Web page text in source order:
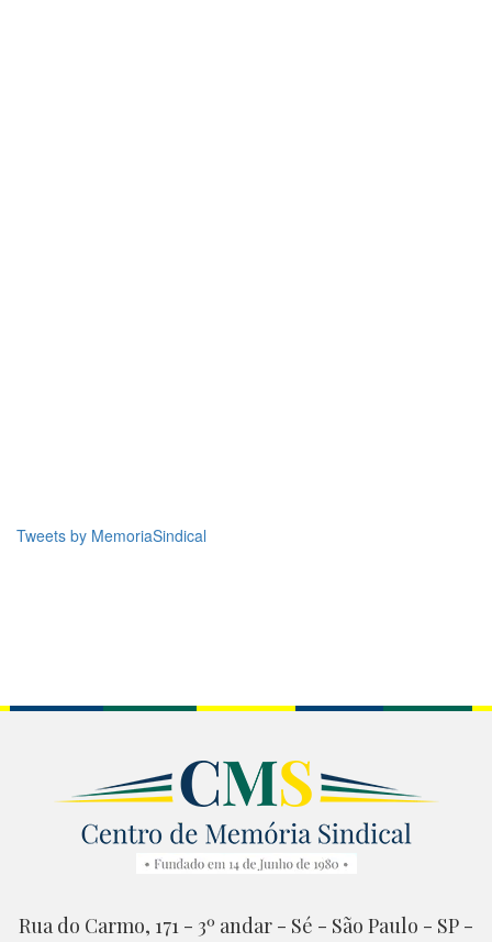
Tweets by MemoriaSindical
Rua do Carmo, 171 - 3º andar - Sé - São Paulo - SP -